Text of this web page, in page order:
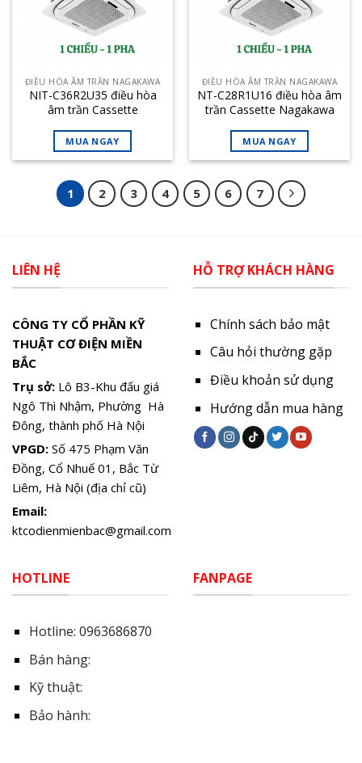
ĐIỀU HÒA ÂM TRẦN NAGAKAWA
NIT-C36R2U35 điều hòa
âm trần Cassette
chiều inverter
MUA NGAY
ĐIỀU HÒA ÂM TRẦN NAGAKAWA
NT-C28R1U16 điều hòa âm
trần Cassette Nagakawa
MUA NGAY
1 2 3 4 5 6 7
LIÊN HỆ
CÔNG TY CỔ PHẦN KỸ
THUẬT CƠ ĐIỆN MIỀN
BẮC
Trụ sở: Lô B3-Khu đấu giá
Ngô Thì Nhậm, Phường Hà
Đông, thành phố Hà Nội
VPGD: Số 475 Phạm Văn
Đồng, Cổ Nhuế 01, Bắc Từ
Liêm, Hà Nội (địa chỉ cũ)
Email:
ktcodienmienbac@gmail.com
HỖ TRỢ KHÁCH HÀNG
Chính sách bảo mật
Câu hỏi thường gặp
Điều khoản sử dụng
Hướng dẫn mua hàng
HOTLINE
Hotline: 0963686870
Bán hàng:
Kỹ thuật:
Bảo hành:
FANPAGE